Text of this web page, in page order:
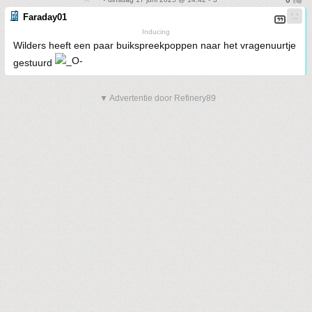
Faraday01
Inducing
Wilders heeft een paar buikspreekpoppen naar het vragenuurtje
gestuurd
▼ Advertentie door Refinery89